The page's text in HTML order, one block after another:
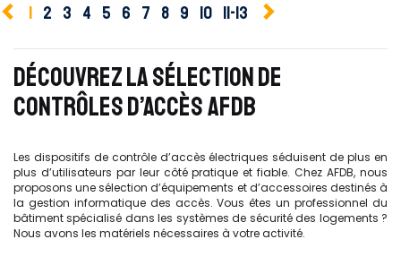
1 2 3 4 5 6 7 8 9 10 11-13
DÉCOUVREZ LA SÉLECTION DE
CONTRÔLES D’ACCÈS AFDB
Les dispositifs de contrôle d’accès électriques séduisent de plus en
plus d’utilisateurs par leur côté pratique et fiable. Chez AFDB, nous
proposons une sélection d’équipements et d’accessoires destinés à
la gestion informatique des accès. Vous êtes un professionnel du
bâtiment spécialisé dans les systèmes de sécurité des logements ?
Nous avons les matériels nécessaires à votre activité.